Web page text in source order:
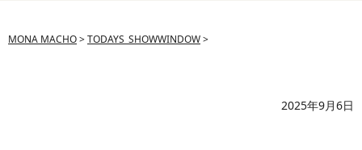
MONA MACHO>TODAYS_SHOWWINDOW>
2025年9月6日